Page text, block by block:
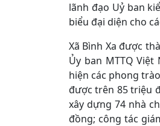
lãnh đạo Uỷ ban
biểu đại diện cho
Xã Bình Xa được
Ủy ban MTTQ
hiện các phong
được trên 85 triệu
xây dựng 74 nhà
đồng; công tác